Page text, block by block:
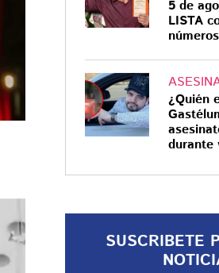
POLÉMICA
Poncho de
ofrece hasta
pesos por el
Merlín
El influencer busca
la mascota oficial
5 de
LISTA
¿Quién
durante
SUSCRIBETE